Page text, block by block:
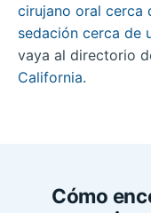
cirujano oral cerca
sedación cerca de
vaya al directorio
California.
Cómo